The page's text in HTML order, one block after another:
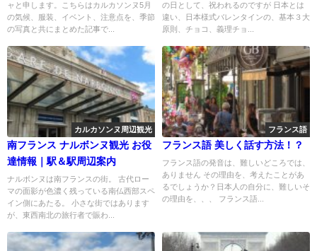
ャと申します。こちらはカルカソンヌ5月
の気候、服装、イベント、注意点を、季節
の写真と共にまとめた記事で...
の日として、祝われるのですが 日本とは
違い、日本様式バレンタインの、基本３大
原則、チョコ、義理チョ...
カルカソンヌ周辺観光
南フランス ナルボンヌ観光 お役
達情報｜駅＆駅周辺案内
ナルボンヌは南フランスの街。 古代ロー
マの面影が色濃く残っている南仏西部スペ
イン側にあたる。 小さな街ではあります
が、東西南北の旅行者で賑わ...
フランス語
フランス語 美しく話す方法！？
フランス語の発音は、難しいどころでは、
ありません その理由を、考えたことがあ
るでしょうか？日本人の自分に、難しいそ
の理由を、、、 フランス語...